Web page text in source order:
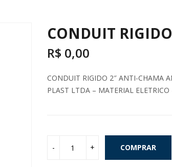
CONDUIT
R$ 0,00
CONDUIT RIGIDO 2″ ANTI-CHAMA
PLAST LTDA – MATERIAL ELETRICO
COMPRAR